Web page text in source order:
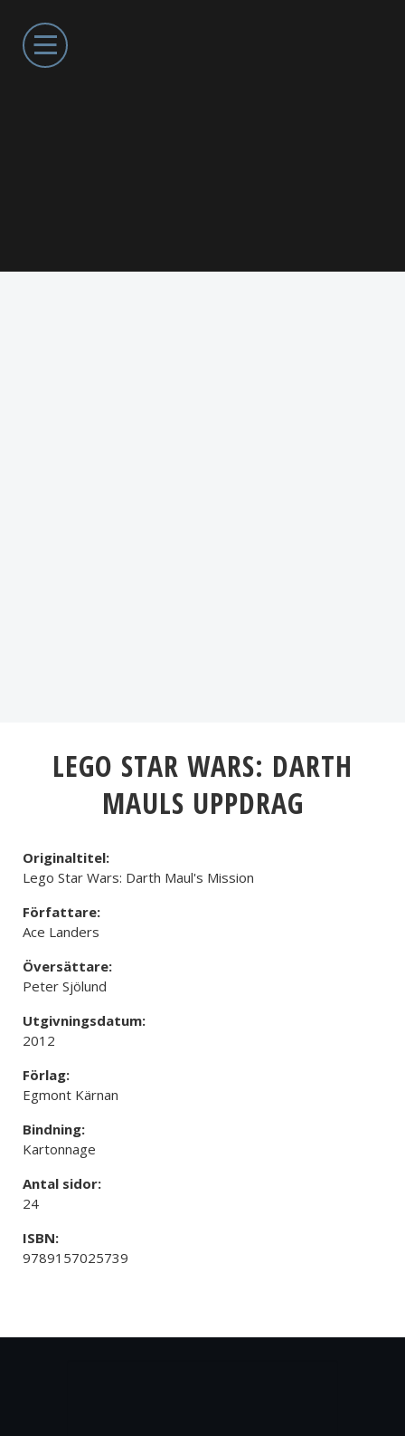
LEGO STAR WARS: DARTH
MAULS UPPDRAG
Originaltitel:
Lego Star Wars: Darth Maul's Mission
Författare:
Ace Landers
Översättare:
Peter Sjölund
Utgivningsdatum:
2012
Förlag:
Egmont Kärnan
Bindning:
Kartonnage
Antal sidor:
24
ISBN:
9789157025739